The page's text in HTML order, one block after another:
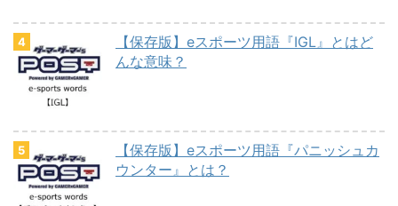
【保存版】eスポーツ用語『IGL』とはど
んな意味？
【保存版】eスポーツ用語『パニッシュカ
ウンター』とは？